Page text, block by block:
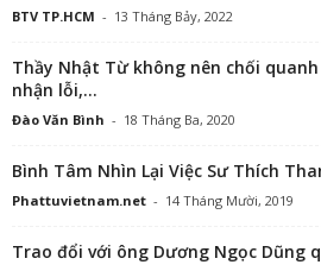
BTV TP.HCM - 13 Tháng Bảy, 2022
Thầy Nhật Từ không nên chối
nhận lỗi,...
Đào Văn Bình - 18 Tháng Ba, 2020
Bình Tâm Nhìn Lại Việc Sư Thích
Phattuvietnam.net - 14 Tháng Mười, 2019
Trao đổi với ông Dương Ngọc Dũng